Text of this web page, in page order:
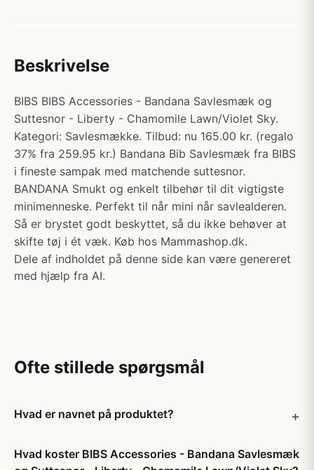
Beskrivelse
BIBS BIBS Accessories - Bandana Savlesmæk og
Suttesnor - Liberty - Chamomile Lawn/Violet Sky.
Kategori: Savlesmække. Tilbud: nu 165.00 kr. (regalo
37% fra 259.95 kr.) Bandana Bib Savlesmæk fra BIBS
i fineste sampak med matchende suttesnor.
BANDANA Smukt og enkelt tilbehør til dit vigtigste
minimenneske. Perfekt til når mini når savlealderen.
Så er brystet godt beskyttet, så du ikke behøver at
skifte tøj i ét væk. Køb hos Mammashop.dk.
Dele af indholdet på denne side kan være genereret
med hjælp fra AI.
Ofte stillede spørgsmål
Hvad er navnet på produktet?
Hvad koster BIBS Accessories - Bandana Savlesmæk